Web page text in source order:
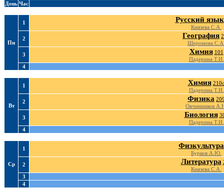
День Час
Пн
1 Русский язык
Князева С.А.
2
География
Шеромова
3
Химия 101
Падерина Т.И.
4
Вт
1 Химия
Падерина Т.И.
2
Физика
Овчинников
3
Биология
Падерина Т.И.
4
Ср
1 Физкультура
Бурков А.Ю.
2
Литература
Князева С.А.
3
4